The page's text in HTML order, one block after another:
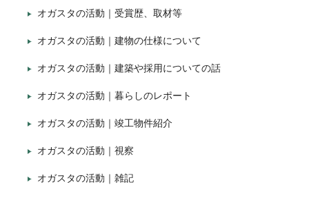
オガスタの活動｜受賞歴、取材等
オガスタの活動｜建物の仕様について
オガスタの活動｜建築や採用についての話
オガスタの活動｜暮らしのレポート
オガスタの活動｜竣工物件紹介
オガスタの活動｜視察
オガスタの活動｜雑記